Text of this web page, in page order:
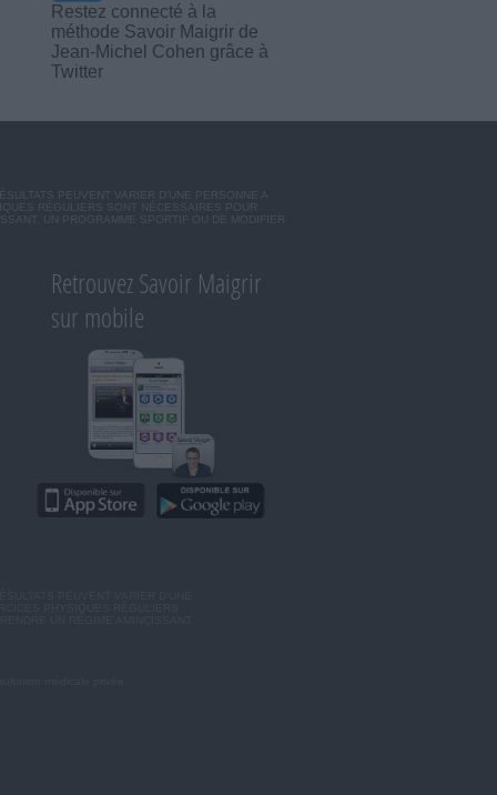
Restez connecté à la
méthode Savoir Maigrir de
Jean-Michel Cohen grâce à
Twitter
PEUVENT VARIER D'UNE PERSONNE A
RÉGULIERS SONT NÉCESSAIRES POUR
UN PROGRAMME SPORTIF OU DE MODIFIER
Retrouvez Savoir Maigrir
sur mobile